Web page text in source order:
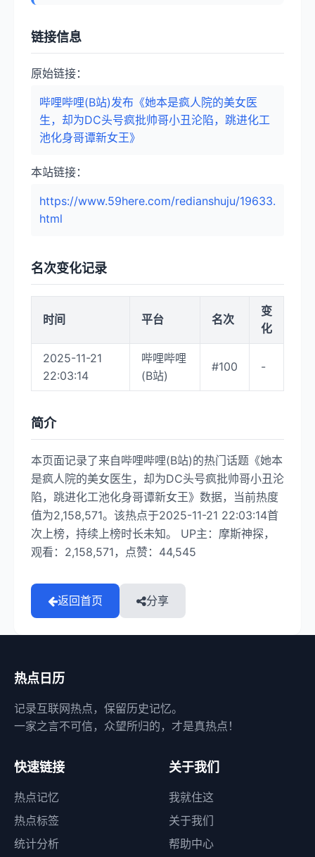
链接信息
原始链接：
哔哩哔哩(B站)发布《她本是疯人院的美女医
生，却为DC头号疯批帅哥小丑沦陷，跳进化工
池化身哥谭新女王》
本站链接：
https://www.59here.com/redianshuju/19633.
html
名次变化记录
时间 平台 名次
变
化
2025-11-21
22:03:14
哔哩哔哩
(B站)
#100 -
简介
本页面记录了来自哔哩哔哩(B站)的热门话题《她本
是疯人院的美女医生，却为DC头号疯批帅哥小丑沦
陷，跳进化工池化身哥谭新女王》数据，当前热度
值为2,158,571。该热点于2025-11-21 22:03:14首
次上榜，持续上榜时长未知。 UP主：摩斯神探，
观看：2,158,571，点赞：44,545
返回首页 分享
热点日历
记录互联网热点，保留历史记忆。
一家之言不可信，众望所归的，才是真热点！
快速链接
热点记忆
热点标签
统计分析
关于我们
我就住这
关于我们
帮助中心